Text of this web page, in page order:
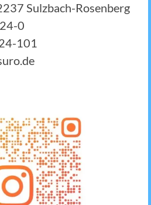
Sulzbach-Rosenberg
0
101